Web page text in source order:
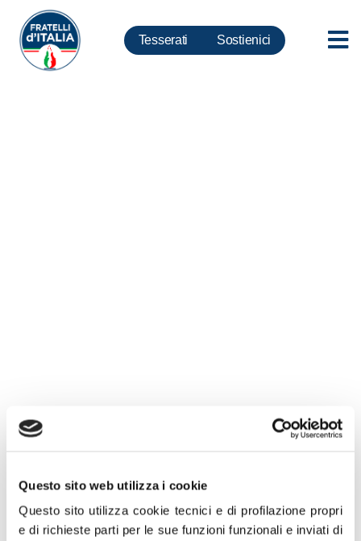
Questo sito web utilizza i cookie
Questo sito utilizza cookie tecnici e di profilazione propri
e di richieste parti per le sue funzioni funzionali e inviati di
Tesserati Sostienici
“L’inserimento dei fondi in manovra per la Metro C è il
segno tangibile dell’attenzione che il governo presieduto
da Giorgia Meloni ha per Roma”.